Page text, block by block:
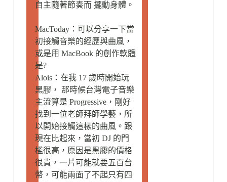
自主隨著節奏而 擺動身體。
MacToday：可以分享一下當
初接觸音樂的經歷與曲風，
或是用 MacBook 的創作軟體
是?
Alois：在我 17 歲時開始玩
黑膠， 那時候台灣電子音樂
主流算是 Progressive，剛好
找到一位老師拜師學藝，所
以開始接觸這樣的曲風。跟
現在比起來，當初 DJ 的門
檻很高，原因是黑膠的價格
很貴，一片可能就要五百台
幣，可能兩面了不起只有四